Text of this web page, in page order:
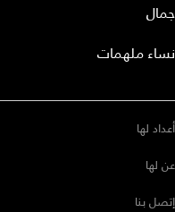
جمال
نساء ملهمات
أعداد لها
عن لها
إتصل بنا